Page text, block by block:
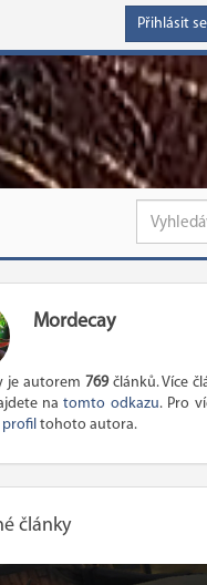
Přihlásit se
Mordecay
je autorem 769článků. Více
natomto odkazu. Pro
profil tohoto autora.
články